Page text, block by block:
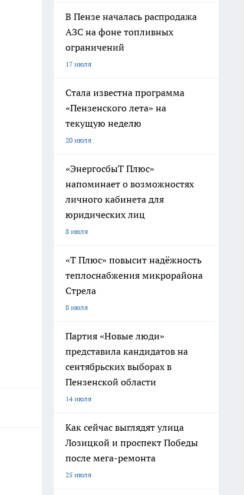
В Пензе началась распродажа
АЗС на фоне топливных
ограничений
17 июля
Стала известна программа
«Пензенского лета» на
текущую неделю
20 июля
«ЭнергосбыТ Плюс»
напоминает о возможностях
личного кабинета для
юридических лиц
8 июля
«Т Плюс» повысит надёжность
теплоснабжения микрорайона
Стрела
8 июля
Партия «Новые люди»
представила кандидатов на
сентябрьских выборах в
Пензенской области
14 июля
Как сейчас выглядят улица
Лозицкой и проспект Победы
после мега-ремонта
25 июля